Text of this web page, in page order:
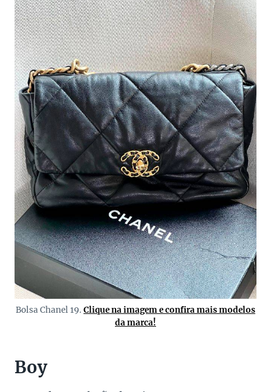
Bolsa Chanel 19. Clique na imagem e confira mais modelos
da marca!
Boy